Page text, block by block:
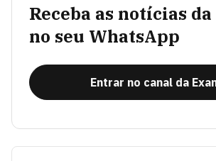
Receba as notícias da
no seu WhatsApp
Entrar no canal da